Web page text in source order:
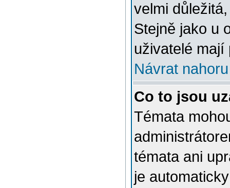
velmi
Stejně jako u
uživatelé mají
Návrat nahoru
Co to jsou
Témata
témata ani
je